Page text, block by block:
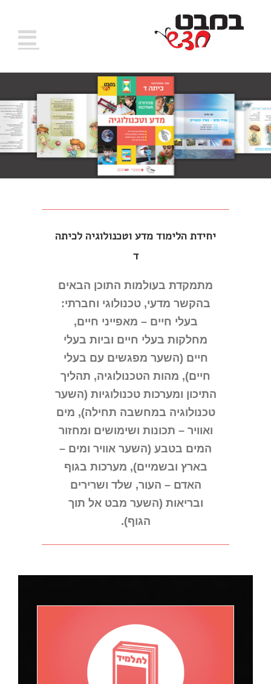
יחידת הלימוד מדע וטכנולוגיה לכיתה
ד
מתמקדת בעולמות התוכן הבאים
בהקשר מדעי, טכנולוגי וחברתי:
בעלי חיים – מאפייני חיים,
מחלקות בעלי חיים וביות בעלי
חיים (השער מפגשים עם בעלי
חיים), מהות הטכנולוגיה, תהליך
התיכון ומערכות טכנולוגיות (השער
טכנולוגיה במחשבה תחילה), מים
ואוויר – תכונות ושימושים ומחזור
המים בטבע (השער אוויר ומים –
בארץ ובשמיים), מערכות בגוף
האדם – העור, שלד ושרירים
ובריאות (השער מבט אל תוך
הגוף).